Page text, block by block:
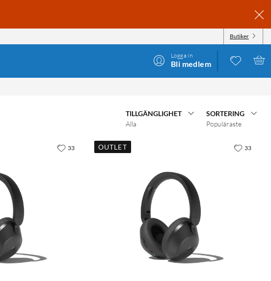
Butiker
Logga in
Bli medlem
TILLGÄNGLIGHET
Alla
SORTERING
Populäraste
33 OUTLET 33